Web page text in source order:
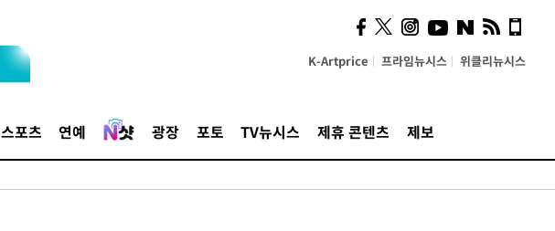
K-Artprice 프라임뉴시스 위클리뉴시스
스포츠 연예 광장 포토 TV뉴시스 제휴 콘텐츠 제보